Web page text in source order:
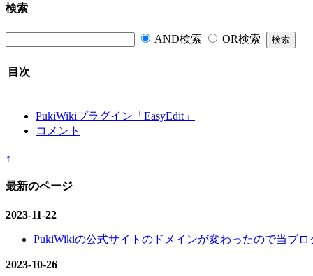
検索
AND検索 OR検索
目次
PukiWikiプラグイン「EasyEdit」
コメント
↑
最新のページ
2023-11-22
PukiWikiの公式サイトのドメインが変わったので当ブ
2023-10-26